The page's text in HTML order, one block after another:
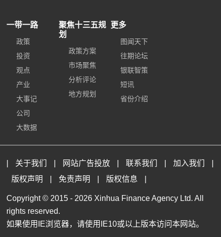
一带一路
政策
投资
观点
产业
大事记
公司
大数据
聚焦十三五规
划
政策方案
市场聚焦
分析评论
地方规划
更多
图闻天下
往期论坛
银联智策
短讯
省份介绍
关于我们 网站广告投放 联系我们 加入我们
版权声明
免责声明 版权信息
Copyright © 2015 - 2026 Xinhua Finance Agency Ltd. All
rights reserved.
如果使用IE浏览器，请使用IE10或以上版本访问本网站。